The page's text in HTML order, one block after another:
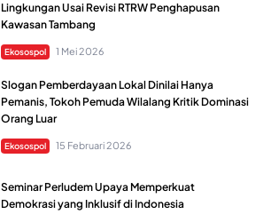
Lingkungan Usai Revisi RTRW Penghapusan
Kawasan Tambang
Ekosospol 1 Mei 2026
Slogan Pemberdayaan Lokal Dinilai Hanya
Pemanis, Tokoh Pemuda Wilalang Kritik Dominasi
Orang Luar
Ekosospol 15 Februari 2026
Seminar Perludem Upaya Memperkuat
Demokrasi yang Inklusif di Indonesia